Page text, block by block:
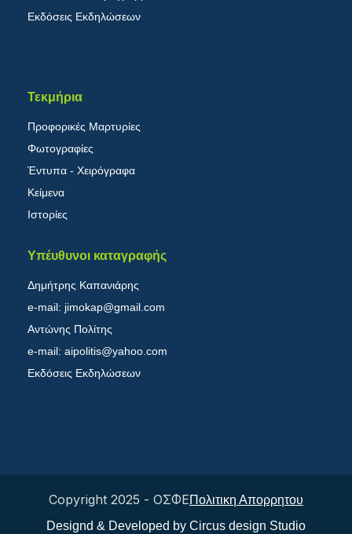
Εκδόσεις Εκδηλώσεων
Τεκμήρια
Προφορικές Μαρτυρίες
Φωτογραφίες
Έντυπα - Χειρόγραφα
Κείμενα
Ιστορίες
Υπέυθυνοι καταγραφής
Δημήτρης Καπανιάρης
e-mail: jimokap@gmail.com
Αντώνης Πολίτης
e-mail: aipolitis@yahoo.com
Εκδόσεις Εκδηλώσεων
Copyright 2025 - ΟΣΦΕΠολιτικη Απορρητου
Designd & Developed by Circus design Studio